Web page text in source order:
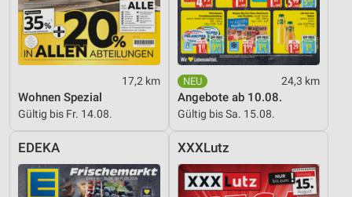
17,2 km
Wohnen Spezial
Gültig bis Fr. 14.08.
24,3 km
Angebote ab 10.08.
Gültig bis Sa. 15.08.
EDEKA XXXLutz
Partnerliste anzeigen (1 IAB-Anbieter)
Wir nutzen Ihre Daten für folgende Zwecke:
IAB-Verarbeitungszwecke:
Speichern von oder Zugriff auf Informationen
auf einem Endgerät
Verwendung reduzierter Daten zur Auswahl von
Werbung